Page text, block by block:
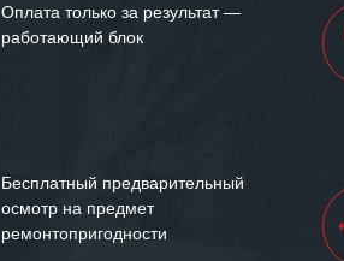
Оплата только за результат —
работающий блок
Бесплатный предварительный
осмотр на предмет
ремонтопригодности